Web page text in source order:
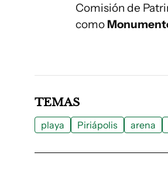
Comisión de
como
TEMAS
playa Piriápolis arena